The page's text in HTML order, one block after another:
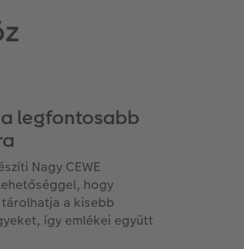
legfontosabb
Nagy CEWE
hogy
a kisebb
így emlékei együtt